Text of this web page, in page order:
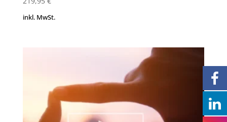
inkl. MwSt.